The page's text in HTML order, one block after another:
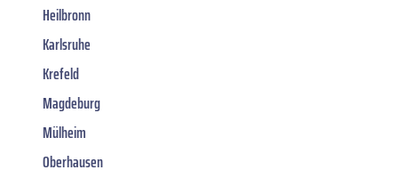
Heilbronn
Karlsruhe
Krefeld
Magdeburg
Mülheim
Oberhausen